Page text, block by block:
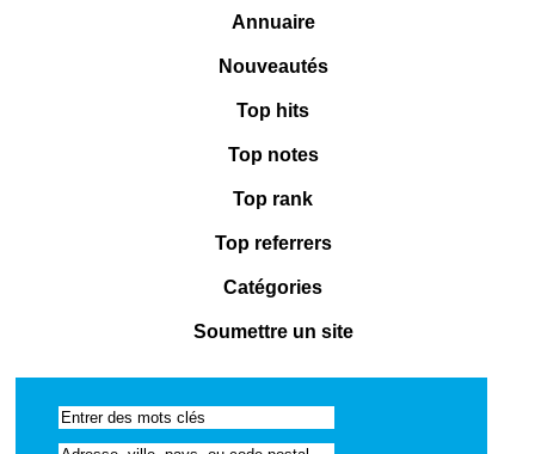
Annuaire
Nouveautés
Top hits
Top notes
Top rank
Top referrers
Catégories
Soumettre un site